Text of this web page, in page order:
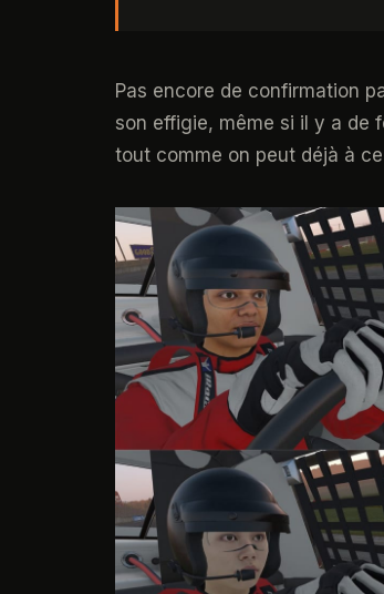
Pas encore de confirmation
son effigie, même si il y a de
tout comme on peut déjà à